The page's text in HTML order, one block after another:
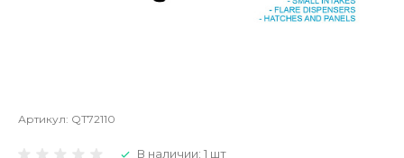
Артикул: QT72110
В наличии: 1 шт